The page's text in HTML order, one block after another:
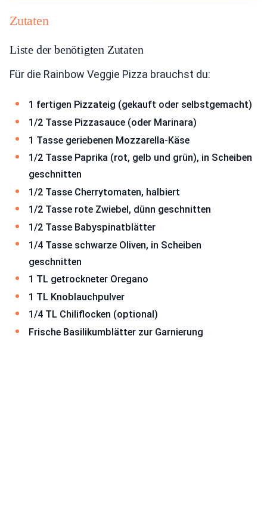
Zutaten
Liste der benötigten Zutaten
Für die Rainbow Veggie Pizza brauchst du:
1 fertigen Pizzateig (gekauft oder selbstgemacht)
1/2 Tasse Pizzasauce (oder Marinara)
1 Tasse geriebenen Mozzarella-Käse
1/2 Tasse Paprika (rot, gelb und grün), in Scheiben
geschnitten
1/2 Tasse Cherrytomaten, halbiert
1/2 Tasse rote Zwiebel, dünn geschnitten
1/2 Tasse Babyspinatblätter
1/4 Tasse schwarze Oliven, in Scheiben
geschnitten
1 TL getrockneter Oregano
1 TL Knoblauchpulver
1/4 TL Chiliflocken (optional)
Frische Basilikumblätter zur Garnierung